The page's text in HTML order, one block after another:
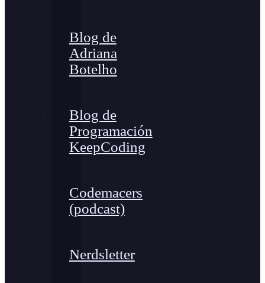
Blog de
Adriana
Botelho
Blog de
Programación
KeepCoding
Codemacers
(podcast)
Nerdsletter